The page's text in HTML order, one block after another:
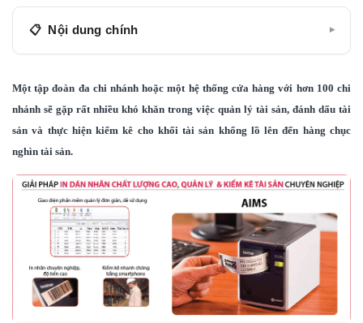
Nội dung chính ▾
III./ Giải pháp dán nhãn tài sản
nghiệp và sâu sát với điều kiện thực tế của doanh
nghiệp Việt Nam chắc chắn sẽ giúp Quý Khách Hàng
hài lòng.
KHUÊ TÚ luôn sẵn lòng phục vụ với những
chính sách cởi mở:
Một tập đoàn đa chi nhánh hoặc một hệ thống cửa hàng với hơn 100 chi
nhánh sẽ gặp rất nhiều khó khăn trong việc quản lý tài sản, đánh dấu tài
sản và thực hiện kiểm kê cho khối tài sản khổng lồ lên đến hàng chục
nghìn tài sản.